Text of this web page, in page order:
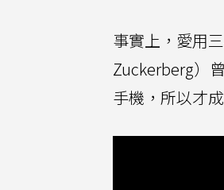
事實上，愛用
Zuckerberg）
手機，所以才